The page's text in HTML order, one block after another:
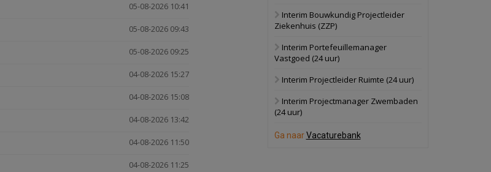
05-08-2026 10:41
05-08-2026 09:43
05-08-2026 09:25
04-08-2026 15:27
04-08-2026 15:08
04-08-2026 13:42
04-08-2026 11:50
04-08-2026 11:25
Bekijk
Hilversum
politiebureau
Interim Bouwkundig Projectleider
Ziekenhuis (ZZP)
Interim Portefeuillemanager
Vastgoed (24 uur)
Interim Projectleider Ruimte (24 uur)
Interim Projectmanager Zwembaden
(24 uur)
Ga naarVacaturebank